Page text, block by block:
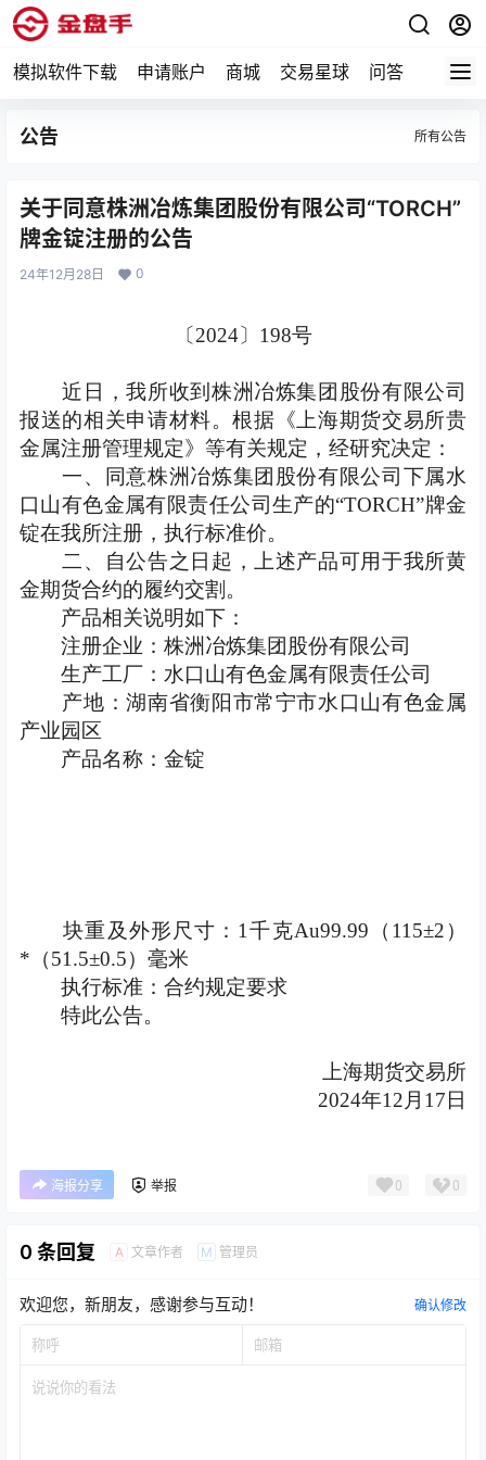
模拟软件下载 申请账户 商城 交易星球 问答 专题
公告 所有公告
关于同意株洲冶炼集团股份有限公司“TORCH”
牌金锭注册的公告
24年12月28日 0
〔 2024〕 198号
近日，我所收到株洲冶炼集团股份有限公司
报送的相关申请材料。根据《上海期货交易所贵
金属注册管理规定》等有关规定，经研究决定：
一、同意株洲冶炼集团股份有限公司下属水
口山有色金属有限责任公司生产的“TORCH”牌金
锭在我所注册，执行标准价。
二、自公告之日起，上述产品可用于我所黄
金期货合约的履约交割。
产品相关说明如下：
注册企业：株洲冶炼集团股份有限公司
生产工厂：水口山有色金属有限责任公司
产地：湖南省衡阳市常宁市水口山有色金属
产业园区
产品名称：金锭
块重及外形尺寸： 1 千克Au99.99 （ 115±2 ）
* （51.5±0.5）毫米
执行标准：合约规定要求
特此公告。
上海期货交易所
2024年12 月 17 日
海报分享 举报 0 0
0 条回复 A 文章作者 M 管理员
欢迎您，新朋友，感谢参与互动！ 确认修改